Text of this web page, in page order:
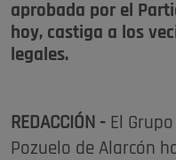
aprobada por el
hoy, castiga a los
legales.
REDACCIÓN - El
Pozuelo de Alarcón